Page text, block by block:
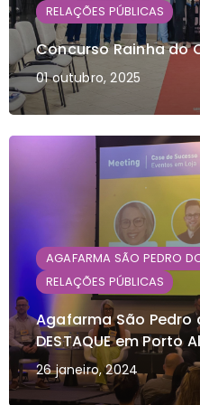
RELAÇÕES PÚBLICAS
Concurso Rainha do
01 outubro, 2025
AGAFARMA SÃO PEDRO
RELAÇÕES PÚBLICAS
Agafarma São Pedro
DESTAQUE em Porto
26 janeiro, 2024